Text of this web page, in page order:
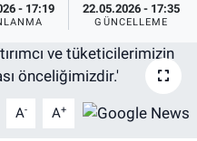
- 17:19 22.05.2026 - 17:35
GÜNCELLEME
A- A+